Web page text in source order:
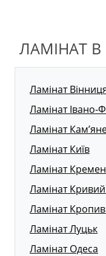
ЛАМІНАТ
Ламінат
Ламінат Івано-
Ламінат
Ламінат Київ
Ламінат
Ламінат Кривий
Ламінат
Ламінат Луцьк
Ламінат Одеса